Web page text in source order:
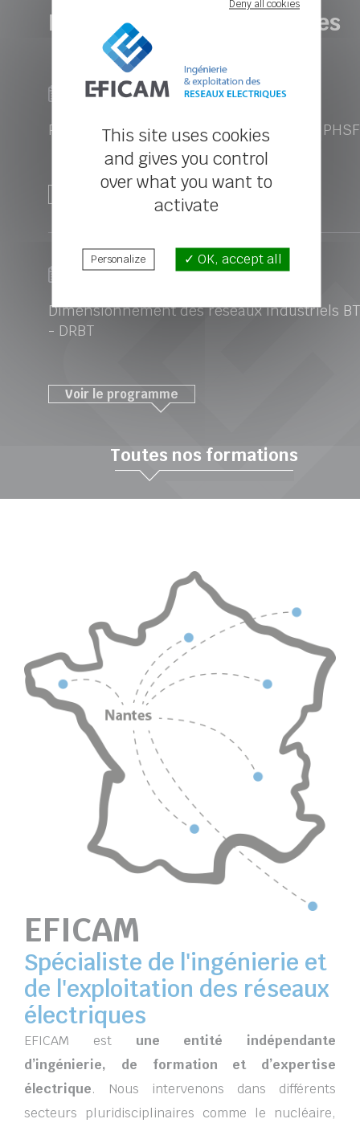
Nos formations techniques
Le 06/06/22 à
Distanciel
Distanciel
Perturbations harmoniques et filtrage - PHSF
Le 04/04/22 à
Distanciel
Dimensionnement des réseaux industriels BT
- DRBT
Voir le programme
Toutes nos formations
EFICAM
Spécialiste de l'ingénierie et
de l'exploitation des réseaux
électriques
EFICAM est une
entité indépendante
d’ingénierie, de formation et d’expertise
électrique. Nous intervenons dans différents
secteurs pluridisciplinaires comme le nucléaire,
Deny all cookies
This site uses cookies
and gives you control
over what you want to
activate
Personalize OK, accept all